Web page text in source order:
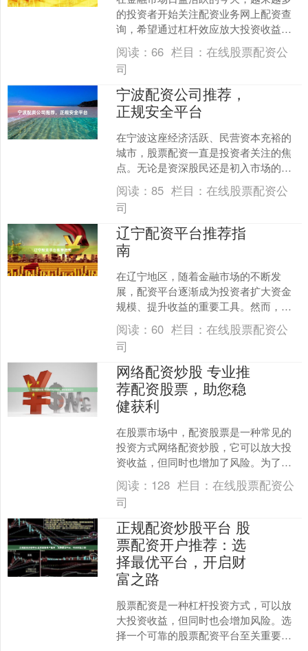
的投资者开始关注配资业务网上配资查
询，希望通过杠杆效应放大投资收益。
上海作为中国的金融中心，汇聚了众多
配资平台，但如何从中筛选....
阅读：66 栏目：在线股票配资公
司
宁波配资公司推荐，
正规安全平台
在宁波这座经济活跃、民营资本充裕的
城市，股票配资一直是投资者关注的焦
点。无论是资深股民还是初入市场的新
手，都可能希望通过配资放大资金、提
升收益。然而，面对市场上....
阅读：85 栏目：在线股票配资公
司
辽宁配资平台推荐指
南
在辽宁地区，随着金融市场的不断发
展，配资平台逐渐成为投资者扩大资金
规模、提升收益的重要工具。然而，面
对市场上众多的配资平台，如何选择一
家安全、合规、服务优质的平....
阅读：60 栏目：在线股票配资公
司
网络配资炒股 专业推
荐配资股票，助您稳
健获利
在股票市场中，配资股票是一种常见的
投资方式网络配资炒股，它可以放大投
资收益，但同时也增加了风险。为了帮
助投资者稳健获利，专业推荐配资股票
服务应运而生。 1. 了....
阅读： 128 栏目：在线股票配资公
司
正规配资炒股平台 股
票配资开户推荐：选
择最优平台，开启财
富之路
股票配资是一种杠杆投资方式，可以放
大投资收益，但同时也会增加风险。选
择一个可靠的股票配资平台至关重要正